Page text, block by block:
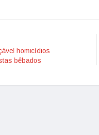
homicídios
bêbados